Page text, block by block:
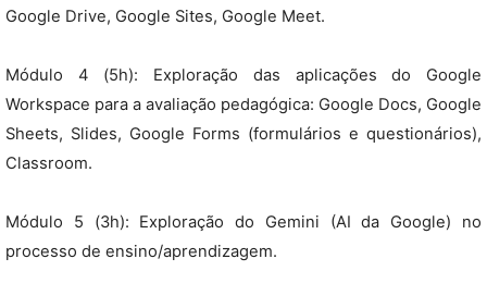
Google Drive, Google Sites, Google Meet.
Módulo 4 (5h): Exploração das aplicações do Google
Workspace para a avaliação pedagógica: Google Docs, Google
Sheets, Slides, Google Forms (formulários e questionários),
Classroom.
Módulo 5 (3h): Exploração do Gemini (AI da Google) no
processo de ensino/aprendizagem.